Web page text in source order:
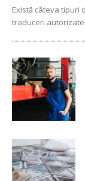
Există câteva tipuri
traduceri